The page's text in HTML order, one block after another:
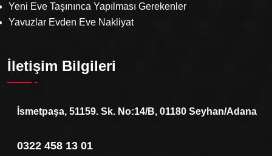
Yeni Eve Taşınınca Yapılması Gerekenler
Yavuzlar Evden Eve Nakliyat
İletişim Bilgileri
İsmetpaşa, 51159. Sk. No:14/B, 01180 Seyhan/Adana
0322 458 13 01